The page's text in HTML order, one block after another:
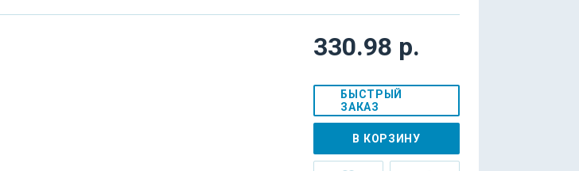
330.98 р.
БЫСТРЫЙ
ЗАКАЗ
В КОРЗИНУ